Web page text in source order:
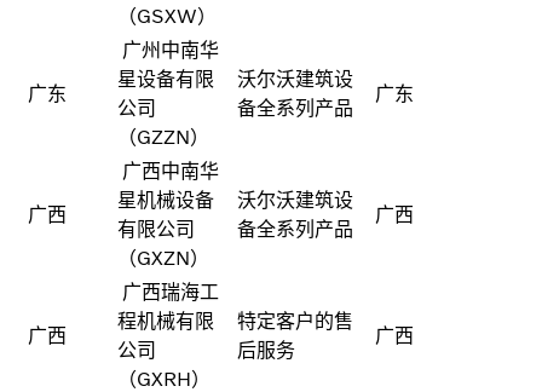
（GSXW）
广东
广州中南华
星设备有限
公司
（GZZN）
沃尔沃建筑设
备全系列产品
广东
广西
广西中南华
星机械设备
有限公司
（GXZN）
沃尔沃建筑设
备全系列产品
广西
广西
广西瑞海工
程机械有限
公司
（GXRH）
特定客户的售
后服务
广西